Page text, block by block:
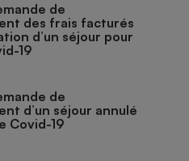
de
des frais facturés
d’un séjour pour
19
de
d’un séjour annulé
Covid-19